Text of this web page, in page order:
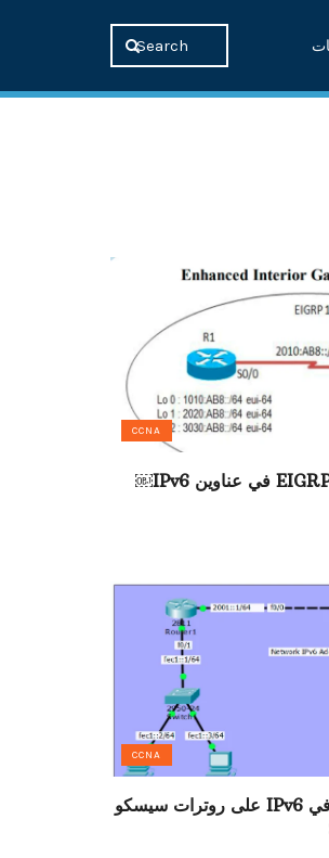
CCNA
CCNA
إعدادات التوجيه اليدوي في IPv6 على روترات سيسكو